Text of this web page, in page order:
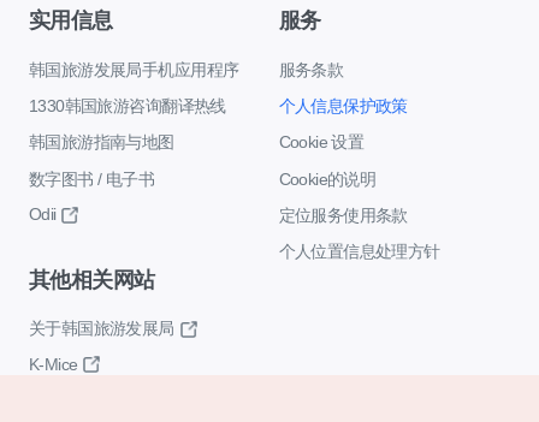
实用信息
韩国旅游发展局手机应用程序
1330韩国旅游咨询翻译热线
韩国旅游指南与地图
数字图书 / 电子书
Odii
服务
服务条款
个人信息保护政策
Cookie 设置
Cookie的说明
定位服务使用条款
个人位置信息处理方针
其他相关网站
关于韩国旅游发展局
K-Mice